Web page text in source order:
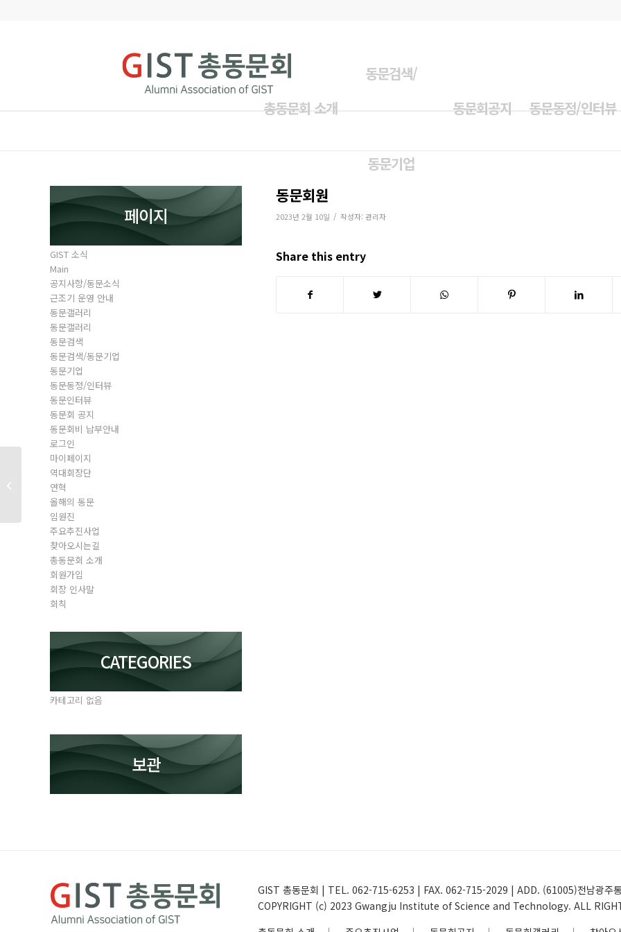
총동문회 소개
동문검색/
동문기업
동문회공지 동문동정/인터뷰
동문회원
2023년 2월 10일 / 작성자: 관리자
Share this entry
페이지
GIST 소식
Main
공지사항/동문소식
근조기 운영 안내
동문갤러리
동문갤러리
동문검색
동문검색/동문기업
동문기업
동문동정/인터뷰
동문인터뷰
동문회 공지
동문회비 납부안내
로그인
마이페이지
역대회장단
연혁
올해의 동문
임원진
주요추진사업
찾아오시는길
총동문회 소개
회원가입
회장 인사말
회칙
CATEGORIES
카테고리 없음
보관
GIST 총동문회 | TEL. 062-715-6253 | FAX. 062-715-2029 | ADD. (61005)전남광주
COPYRIGHT (c) 2023 Gwangju Institute of Science and Technology. ALL
동문회원